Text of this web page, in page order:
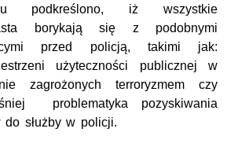
podkreślono, iż wszystkie
borykają się z podobnymi
przed policją, takimi jak:
użyteczności publicznej w
zagrożonych terroryzmem czy
problematyka pozyskiwania
do służby w policji.